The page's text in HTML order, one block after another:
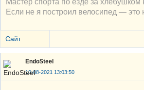
Если не я построил велосипед — это
Сайт
EndoSteel
10-08-2021 13:03:50